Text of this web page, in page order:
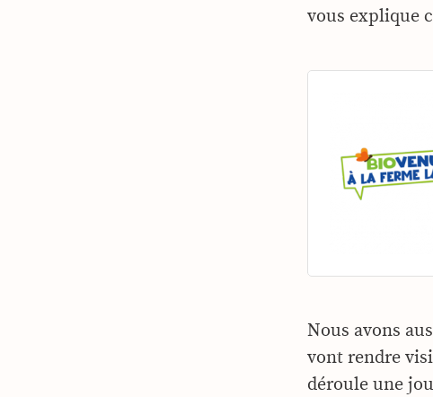
vous explique
Nous avons
vont rendre
déroule une